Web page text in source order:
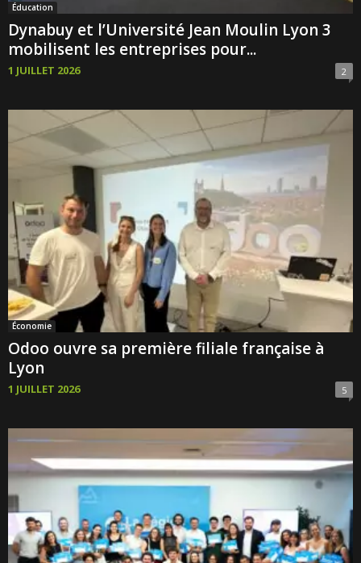
Éducation
Dynabuy et l’Université Jean Moulin Lyon 3
mobilisent les entreprises pour...
1 JUILLET 2026 2
Économie
Odoo ouvre sa première filiale française à
Lyon
1 JUILLET 2026 5